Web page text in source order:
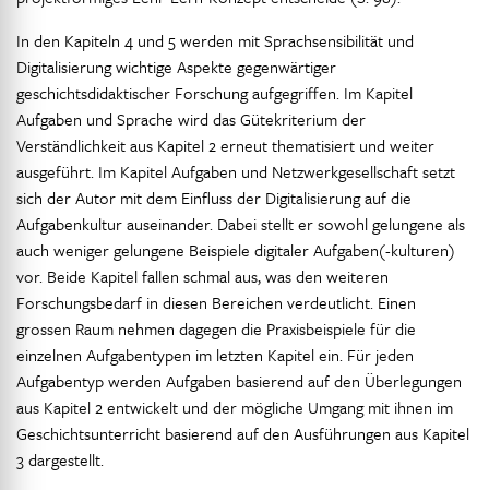
In den Kapiteln 4 und 5 werden mit Sprachsensibilität und
Digitalisierung wichtige Aspekte gegenwärtiger
geschichtsdidaktischer Forschung aufgegriffen. Im Kapitel
Aufgaben und Sprache wird das Gütekriterium der
Verständlichkeit aus Kapitel 2 erneut thematisiert und weiter
ausgeführt. Im Kapitel Aufgaben und Netzwerkgesellschaft setzt
sich der Autor mit dem Einfluss der Digitalisierung auf die
Aufgabenkultur auseinander. Dabei stellt er sowohl gelungene als
auch weniger gelungene Beispiele digitaler Aufgaben(-kulturen)
vor. Beide Kapitel fallen schmal aus, was den weiteren
Forschungsbedarf in diesen Bereichen verdeutlicht. Einen
grossen Raum nehmen dagegen die Praxisbeispiele für die
einzelnen Aufgabentypen im letzten Kapitel ein. Für jeden
Aufgabentyp werden Aufgaben basierend auf den Überlegungen
aus Kapitel 2 entwickelt und der mögliche Umgang mit ihnen im
Geschichtsunterricht basierend auf den Ausführungen aus Kapitel
3 dargestellt.